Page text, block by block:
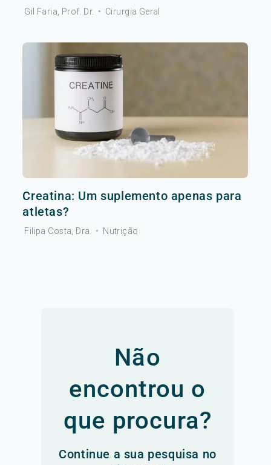
Gil Faria, Prof. Dr. • Cirurgia Geral
Creatina: Um suplemento apenas para
atletas?
Filipa Costa, Dra. • Nutrição
Não
encontrou o
que procura?
Continue a sua pesquisa no